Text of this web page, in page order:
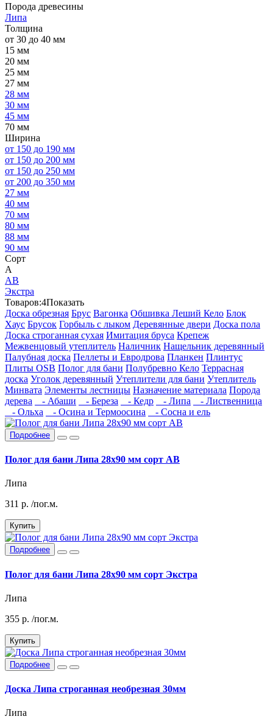
Порода древесины
Липа
Толщина
от 30 до 40 мм
15 мм
20 мм
25 мм
27 мм
28 мм
30 мм
45 мм
70 мм
Ширина
от 150 до 190 мм
от 150 до 200 мм
от 150 до 250 мм
от 200 до 350 мм
27 мм
40 мм
70 мм
80 мм
88 мм
90 мм
Сорт
А
АВ
Экстра
Товаров:4Показать
Доска обрезная Брус Вагонка Обшивка Леший Кело Блок
Хаус Брусок Горбыль с лыком Деревянные двери Доска пола
Доска строганная сухая Имитация бруса Крепеж
Межвенцовый утеплитель Наличник Нащельник деревянный
Палубная доска Пеллеты и Евродрова Планкен Плинтус
Плиты OSB Полог для бани Полубревно Кело Террасная
доска Уголок деревянный Утеплители для бани Утеплитель
Минвата Элементы лестницы Назначение материала Порода
дерева
- Абаши - Береза - Кедр - Липа
- Лиственница
- Ольха
- Осина и Термоосина - Сосна и ель
Подробнее
Полог для бани Липа 28х90 мм сорт АВ
Липа
311 р. /пог.м.
Купить
Подробнее
Полог для бани Липа 28х90 мм сорт Экстра
Липа
355 р. /пог.м.
Купить
Подробнее
Доска Липа строганная необрезная 30мм
Липа